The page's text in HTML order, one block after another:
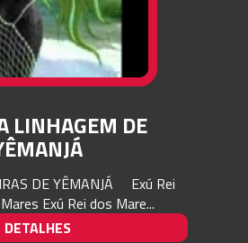
LINHAGEM DE
DE YÊMANJÁ Exú Rei
Exú Rei dos Mare...
DETALHES